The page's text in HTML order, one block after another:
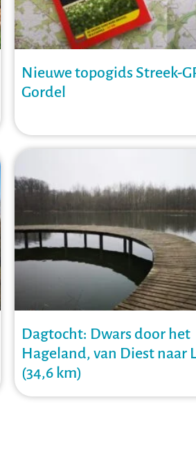
Nieuwe topogids Streek-
Gordel
Dagtocht: Dwars door het
Hageland, van Diest naar
(34,6 km)